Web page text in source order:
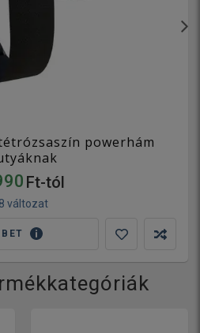
powerhám
Ft-tól
8 változat